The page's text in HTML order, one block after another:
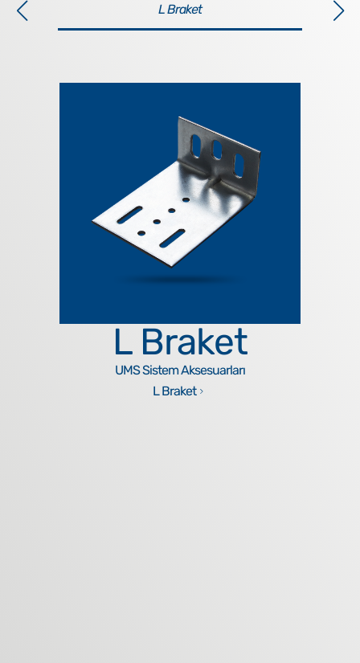
L Braket
L Braket
UMS Sistem Aksesuarları
L Braket